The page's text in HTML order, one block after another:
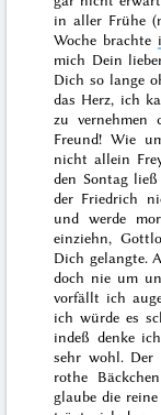
in aller Frühe
Woche brachte
mich Dein
Dich so lange
das Herz, ich
zu vernehmen
Freund! Wie
nicht allein
den Sontag
der Friedrich
und werde
einziehn,
Dich gelangte.
doch nie um
vorfällt ich
ich würde es
indeß denke
sehr wohl. Der
rothe
glaube die